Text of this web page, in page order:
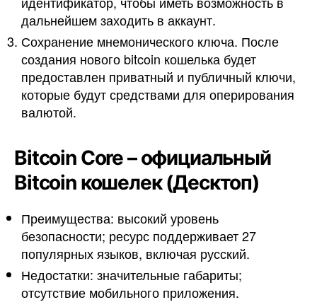
дальнейшем заходить в аккаунт.
Сохранение мнемонического ключа. После
создания нового bitcoin кошелька будет
предоставлен приватный и публичный ключи,
которые будут средствами для оперирования
валютой.
Bitcoin Core – официальный
Bitcoin кошелек (Десктоп)
Преимущества: высокий уровень
безопасности; ресурс поддерживает 27
популярных языков, включая русский.
Недостатки: значительные габариты;
отсутствие мобильного приложения.